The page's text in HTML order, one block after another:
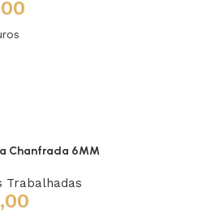
Chanfrada 6MM
Trabalhadas